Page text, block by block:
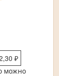
₽
можно